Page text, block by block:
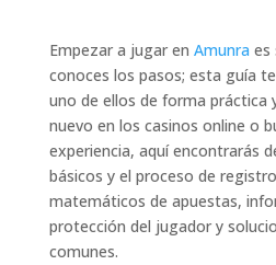
Empezar a jugar en Amunra es
conoces los pasos; esta guía
uno de ellos de forma práctica
nuevo en los casinos online o
experiencia, aquí encontrarás
básicos y el proceso de
matemáticos de apuestas,
protección del jugador y
comunes.